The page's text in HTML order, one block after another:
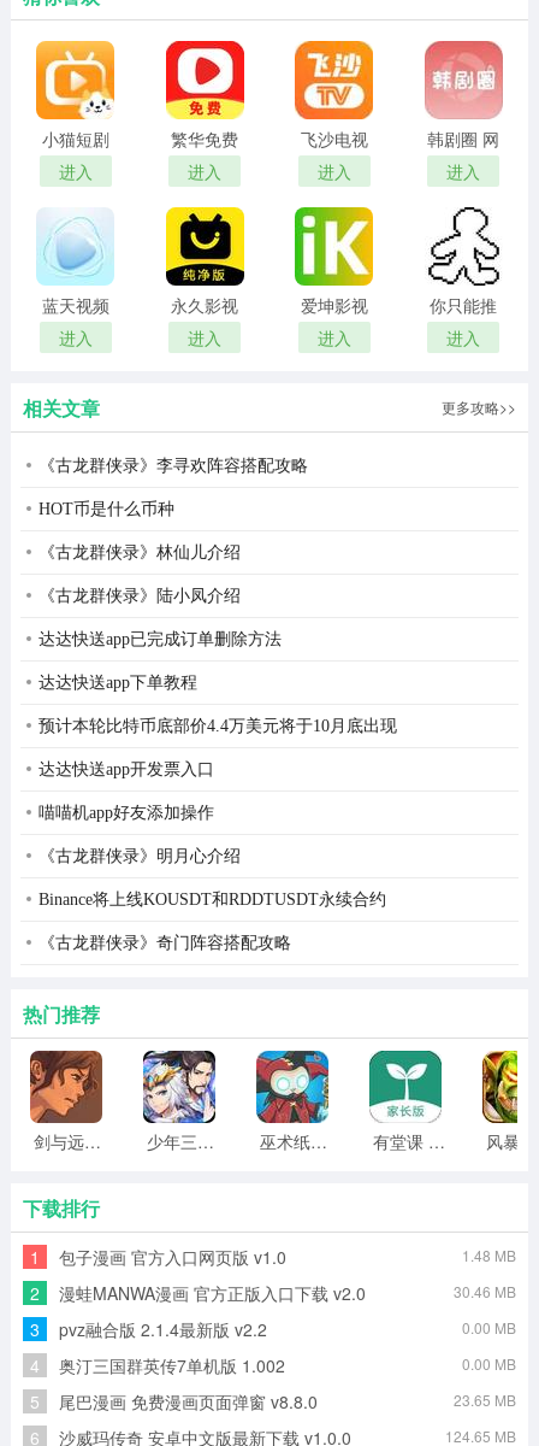
NBBOSS使用攻略
1、在线下载并打开NBBOSS软件，即可轻松记录自己的
工作内容。
2、完成内容记录，可智能进行工作分析，知道工作存在的
3、查看工作建议，知道更加优质的处理办理，解决问题更
高效。
4、进行AI对话，自由输入文字内容提交，可极速分析并呈
现答案。
5、进行设备管理，可轻松添加绑定，还能实时知道设备的
情况。
应用简介
NBBOSS设备可以记录你的工作内容，为你提供分析和洞
察，帮你捕捉工作内容中可能存在的盲点，助力你的每一
次分析决策。老板的AI外脑，辅助你的经营决策，处理问
题和管理更加轻松，减轻你的工作压力，提升工作效率，
小猫短剧
红包版
进入
繁华免费
短剧 在线
观看
进入
飞沙电视
tv官网版
进入
韩剧圈 网
页版
进入
蓝天视频
免费无广
告追剧
进入
永久影视
电视版
进入
爱坤影视
官网入口
进入
你只能推
搡
进入
相关文章 更多攻略>>
《古龙群侠录》李寻欢阵容搭配攻略
HOT币是什么币种
《古龙群侠录》林仙儿介绍
《古龙群侠录》陆小凤介绍
达达快送app已完成订单删除方法
达达快送app下单教程
预计本轮比特币底部价4.4万美元将于10月底出现
达达快送app开发票入口
喵喵机app好友添加操作
《古龙群侠录》明月心介绍
Binance将上线KOUSDT和RDDTUSDT永续合约
《古龙群侠录》奇门阵容搭配攻略
热门推荐
剑与远行人全角色版 vv1.14 少年三国志2无限元宝版最新版 vv5.3.9 巫术纸牌游戏 vv1.1.14 有堂课 v1.2.2
下载排行
1 包子漫画 官方入口网页版 v1.0 1.48 MB
2 漫蛙MANWA漫画 官方正版入口下载 v2.0 30.46 MB
3 pvz融合版 2.1.4最新版 v2.2 0.00 MB
4 奥汀三国群英传7单机版 1.002 0.00 MB
5 尾巴漫画 免费漫画页面弹窗 v8.8.0 23.65 MB
6 沙威玛传奇 安卓中文版最新下载 v1.0.0 124.65 MB